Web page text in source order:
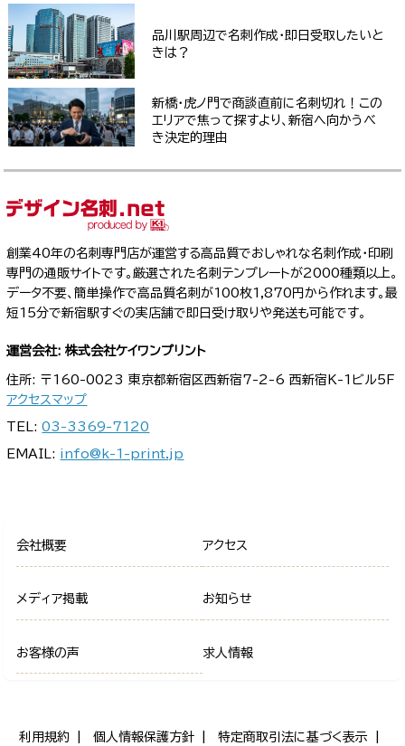
品川駅周辺で名刺作成・即日受取したいと
きは？
新橋・虎ノ門で商談直前に名刺切れ！この
エリアで焦って探すより、新宿へ向かうべ
き決定的理由
創業40年の名刺専門店が運営する高品質でおしゃれな名刺作成・印刷
専門の通販サイトです。厳選された名刺テンプレートが2000種類以上。
データ不要、簡単操作で高品質名刺が100枚1,870円から作れます。最
短15分で新宿駅すぐの実店舗で即日受け取りや発送も可能です。
運営会社: 株式会社ケイワンプリント
住所: 〒160-0023 東京都新宿区西新宿7-2-6 西新宿K-1ビル5F
アクセスマップ
TEL:03-3369-7120
EMAIL: info@k-1-print.jp
会社概要 アクセス
メディア掲載 お知らせ
お客様の声 求人情報
利用規約 個人情報保護方針 特定商取引法に基づく表示